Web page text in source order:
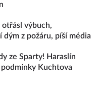
otřásl výbuch,
dým z požáru, píší média
ze Sparty! Haraslín
Kuchtova